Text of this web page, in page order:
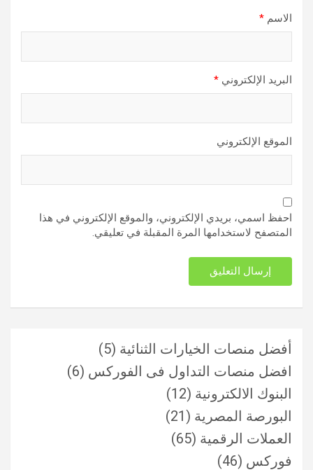
الاسم *
البريد الإلكتروني *
الموقع الإلكتروني
احفظ اسمي، بريدي الإلكتروني، والموقع الإلكتروني في هذا
المتصفح لاستخدامها المرة المقبلة في تعليقي.
أفضل منصات الخيارات الثنائية (5)
افضل منصات التداول فى الفوركس (6)
البنوك الالكترونية (12)
البورصة المصرية (21)
العملات الرقمية (65)
فوركس (46)